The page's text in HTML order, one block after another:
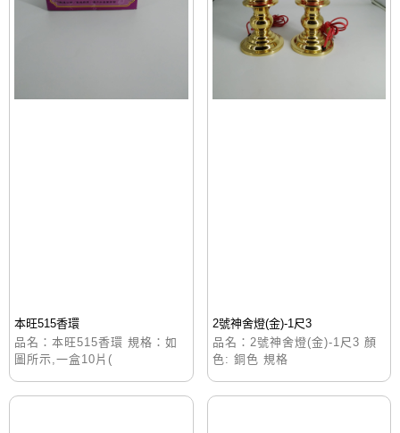
本旺515香環
品名：本旺515香環 規格：如
圖所示,一盒10片(
2號神舍燈(金)-1尺3
品名：2號神舍燈(金)-1尺3 顏
色: 銅色 規格